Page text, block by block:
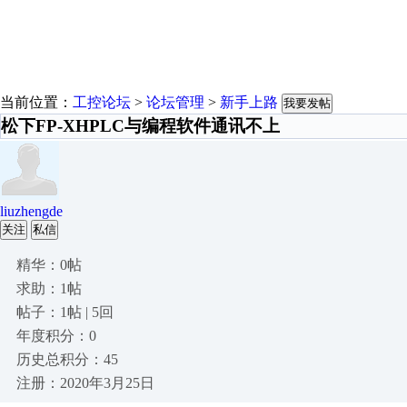
当前位置： 工控论坛 > 论坛管理 > 新手上路 我要发帖
松下FP-XHPLC与编程软件通讯不上
liuzhengde
关注 私信
精华：0帖
求助：1帖
帖子：1帖 | 5回
年度积分：0
历史总积分：45
注册：2020年3月25日